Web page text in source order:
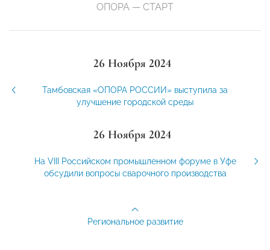
ОПОРА — СТАРТ
26 Ноября 2024
Тамбовская «ОПОРА РОССИИ» выступила за
улучшение городской среды
26 Ноября 2024
На VIII Российском промышленном форуме в Уфе
обсудили вопросы сварочного производства
Региональное развитие